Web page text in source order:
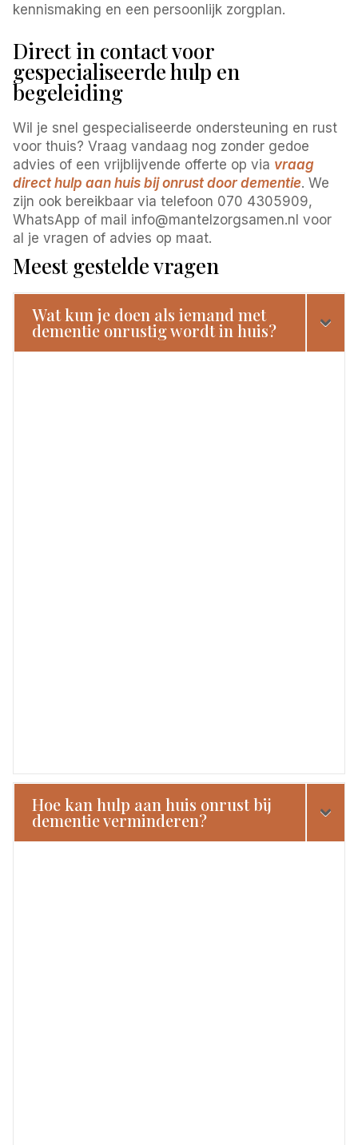
kennismaking en een persoonlijk zorgplan.
Direct in contact voor
gespecialiseerde hulp en
begeleiding
Wil je snel gespecialiseerde ondersteuning en rust
voor thuis? Vraag vandaag nog zonder gedoe
advies of een vrijblijvende offerte op via vraag
direct hulp aan huis bij onrust door dementie. We
zijn ook bereikbaar via telefoon 070 4305909,
WhatsApp of mail info@mantelzorgsamen.nl voor
al je vragen of advies op maat.
Meest gestelde vragen
Wat kun je doen als iemand met
dementie onrustig wordt in huis?
Hoe kan hulp aan huis onrust bij
dementie verminderen?